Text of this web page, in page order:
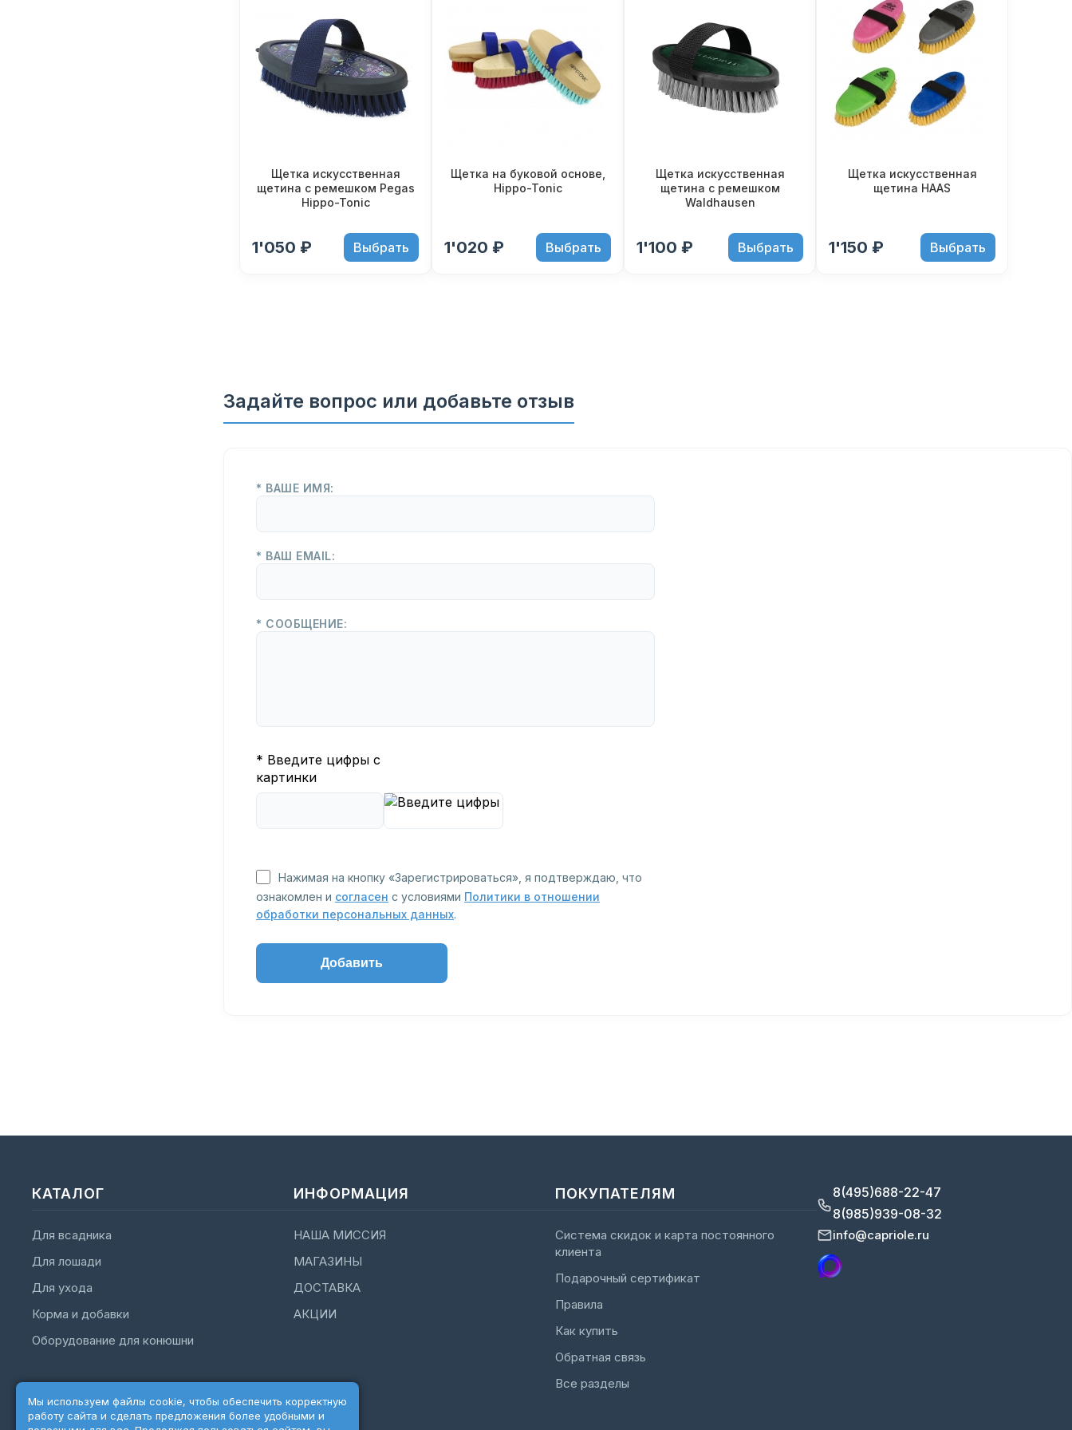
Щетка искусственная
щетина с ремешком Pegas
Hippo-Tonic
1'050 ₽ Выбрать
Щетка на буковой основе,
Hippo-Tonic
1'020 ₽ Выбрать
Щетка искусственная
щетина с ремешком
Waldhausen
1'100 ₽ Выбрать
Щетка искусственная
щетина HAAS
1'150 ₽ Выбрать
Задайте вопрос или добавьте отзыв
* ВАШЕ ИМЯ:
* ВАШ EMAIL:
* СООБЩЕНИЕ:
* Введите цифры с
картинки
Нажимая на кнопку «Зарегистрироваться», я подтверждаю, что
ознакомлен и согласен с условиями Политики в отношении
обработки персональных данных.
КАТАЛОГ
Для всадника
Для лошади
Для ухода
Корма и добавки
Оборудование для конюшни
ИНФОРМАЦИЯ
НАША МИССИЯ
МАГАЗИНЫ
ДОСТАВКА
АКЦИИ
ПОКУПАТЕЛЯМ
Система скидок и карта постоянного
клиента
Подарочный сертификат
Правила
Как купить
Обратная связь
Все разделы
8(495)688-22-47
8(985)939-08-32
info@capriole.ru
Мы используем файлы cookie, чтобы обеспечить корректную
работу сайта и сделать предложения более удобными и